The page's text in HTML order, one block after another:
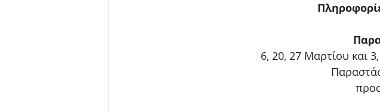
6, 20, 27 Μαρτίου και